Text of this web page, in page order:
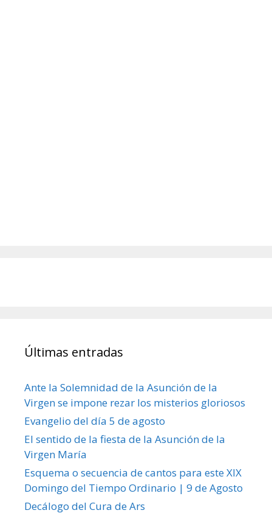
Últimas entradas
Ante la Solemnidad de la Asunción de la
Virgen se impone rezar los misterios gloriosos
Evangelio del día 5 de agosto
El sentido de la fiesta de la Asunción de la
Virgen María
Esquema o secuencia de cantos para este XIX
Domingo del Tiempo Ordinario | 9 de Agosto
Decálogo del Cura de Ars